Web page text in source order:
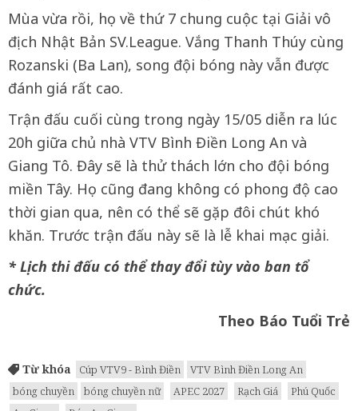
Mùa vừa rồi, họ về thứ 7 chung cuộc tại Giải vô
địch Nhật Bản SV.League. Vắng Thanh Thúy cùng
Rozanski (Ba Lan), song đội bóng này vẫn được
đánh giá rất cao.
Trận đấu cuối cùng trong ngày 15/05 diễn ra lúc
20h giữa chủ nhà VTV Bình Điền Long An và
Giang Tô. Đây sẽ là thử thách lớn cho đội bóng
miền Tây. Họ cũng đang không có phong độ cao
thời gian qua, nên có thể sẽ gặp đôi chút khó
khăn. Trước trận đấu này sẽ là lễ khai mạc giải.
* Lịch thi đấu có thể thay đổi tùy vào ban tổ
chức.
Theo Báo Tuổi Trẻ
Từ khóa Cúp VTV9 - Bình Điền
VTV Bình Điền Long An
bóng chuyền
bóng chuyền nữ APEC 2027 Rạch Giá
Phú Quốc